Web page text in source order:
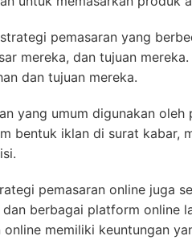
pemasaran yang
mereka, dan tujuan
dan tujuan mereka.
yang umum digunakan
bentuk iklan di surat kabar,
pemasaran online juga
berbagai platform online
memiliki keuntungan